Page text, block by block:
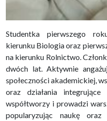
Studentka pierwszego
kierunku Biologia oraz
na kierunku Rolnictwo.
dwóch lat. Aktywnie
społeczności akademickiej,
oraz działania
współtworzy i prowadzi
popularyzując naukę